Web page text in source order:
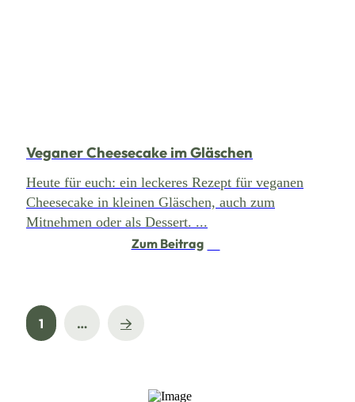
Veganer Cheesecake im Gläschen
Heute für euch: ein leckeres Rezept für veganen
Cheesecake in kleinen Gläschen, auch zum
Mitnehmen oder als Dessert. ...
Zum Beitrag
1 … Next